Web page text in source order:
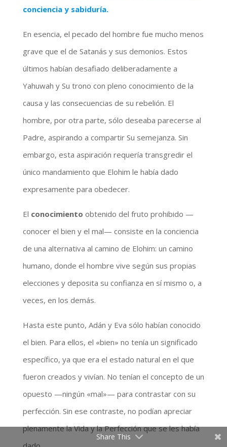
conciencia y sabiduría.
En esencia, el pecado del hombre fue mucho menos
grave que el de Satanás y sus demonios. Estos
últimos habían desafiado deliberadamente a
Yahuwah y Su trono con pleno conocimiento de la
causa y las consecuencias de su rebelión. El
hombre, por otra parte, sólo deseaba parecerse al
Padre, aspirando a compartir Su semejanza. Sin
embargo, esta aspiración requería transgredir el
único mandamiento que Elohim le había dado
expresamente para obedecer.
El conocimiento obtenido del fruto prohibido —
conocer el bien y el mal— consiste en la conciencia
de una alternativa al camino de Elohim: un camino
humano, donde el hombre vive según sus propias
elecciones y deposita su confianza en sí mismo o, a
veces, en los demás.
Hasta este punto, Adán y Eva sólo habían conocido
el bien. Para ellos, el «bien» no tenía un significado
específico, ya que era el estado natural en el que
fueron creados y vivían. No tenían el concepto de un
opuesto —ningún «mal»— para contrastar con su
perfección. Sin ese contraste, no podían apreciar
plenamente la Vida y la Perfección que se les había
Share This